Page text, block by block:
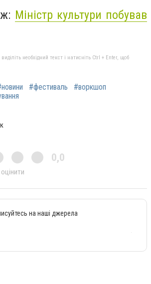
Міністр культури побував
необхідний текст і натисніть Ctrl + Enter, щоб
#фестиваль
#воркшоп
0,0
на наші джерела